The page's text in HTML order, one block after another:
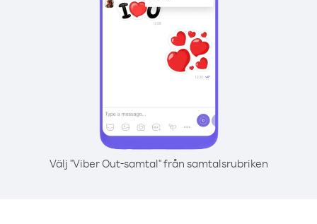
Välj "Viber Out-samtal" från samtalsrubriken